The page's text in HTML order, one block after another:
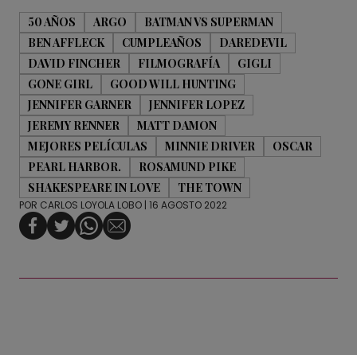
50 AÑOS ARGO
BATMAN VS SUPERMAN
BEN AFFLECK
CUMPLEAÑOS
DAREDEVIL
DAVID FINCHER
FILMOGRAFÍA
GIGLI
GONE GIRL
GOOD WILL HUNTING
JENNIFER GARNER
JENNIFER LOPEZ
JEREMY RENNER
MATT DAMON
MEJORES PELÍCULAS
MINNIE DRIVER
OSCAR
PEARL HARBOR.
ROSAMUND PIKE
SHAKESPEARE IN LOVE
THE TOWN
POR CARLOS LOYOLA LOBO | 16 AGOSTO 2022